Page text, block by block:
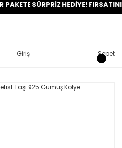
SÜRPRİZ HEDİYE! FIRSATINI
Giriş Sepet